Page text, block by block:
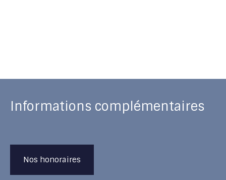
Informations complémentaires
Nos honoraires